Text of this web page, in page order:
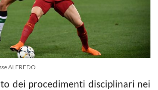
ALFREDO
dei procedimenti disciplinari nei